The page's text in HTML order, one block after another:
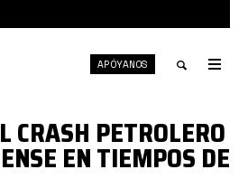
search
APÓYANOS
CRASH PETROLERO
EN TIEMPOS DE